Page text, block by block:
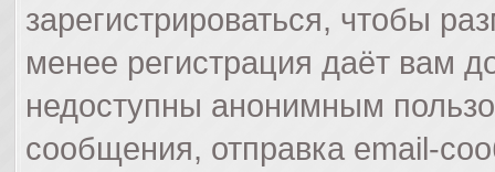
зарегистрироваться, чтобы
менее регистрация даёт вам
недоступны анонимным
сообщения, отправка email-